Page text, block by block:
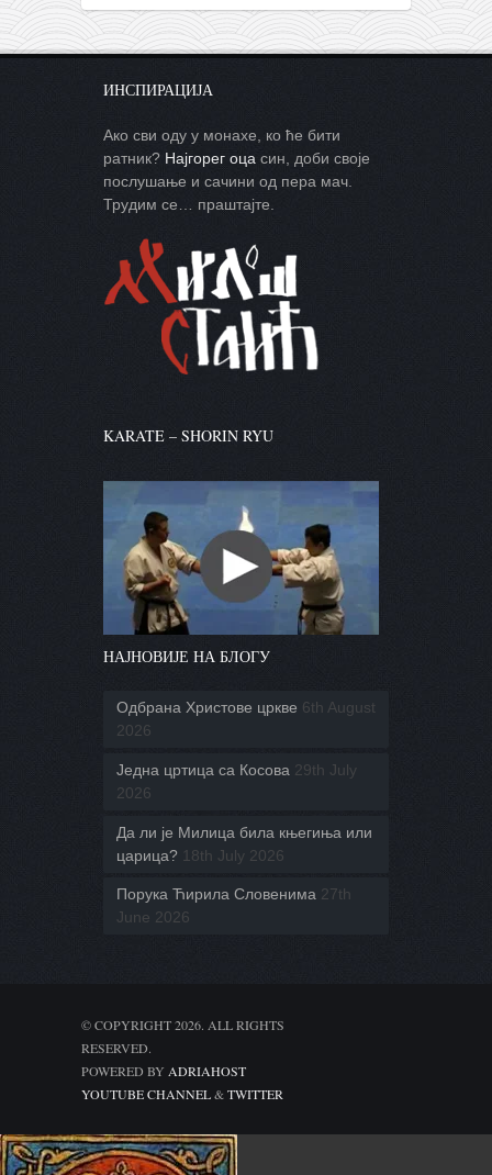
ИНСПИРАЦИЈА
Ако сви оду у монахе, ко ће бити
ратник? Најгорег оца син, доби своје
послушање и сачини од пера мач.
Трудим се… праштајте.
KARATE – SHORIN RYU
НАЈНОВИЈЕ НА БЛОГУ
Одбрана Христове цркве 6th August
2026
Једна цртица са Косова 29th July
2026
Да ли је Милица била књегиња или
царица? 18th July 2026
Порука Ћирила Словенима 27th
June 2026
© COPYRIGHT 2026. ALL RIGHTS
RESERVED.
POWERED BY ADRIAHOST
YOUTUBE CHANNEL& TWITTER